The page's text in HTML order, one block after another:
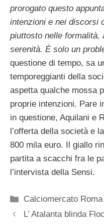
prorogato questo
intenzioni e nei discorsi
piuttosto nelle formalità,
serenità. È solo un
questione di tempo, sa
temporeggianti della
aspetta qualche mossa
proprie intenzioni. Pare
in questione, Aquilani e
l’offerta della società e
800 mila euro. Il giallo
partita a scacchi fra le
l’intervista della Sensi.
Categorie
Calciomercato Roma
L’ Atalanta blinda